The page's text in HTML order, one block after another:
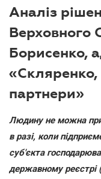
Аналіз
Верховного
Борисенко,
партнери»
Людину не можна
в разі, коли
суб'єкта
державному реєстрі